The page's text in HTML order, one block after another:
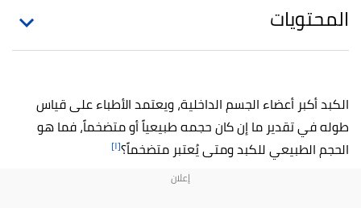
المحتويات
الكبد أكبر أعضاء الجسم الداخلية، ويعتمد الأطباء على قياس
طوله في تقدير ما إن كان حجمه طبيعياً أو متضخماً، فما هو
الحجم الطبيعي للكبد ومتى يُعتبر متضخماً؟[١]